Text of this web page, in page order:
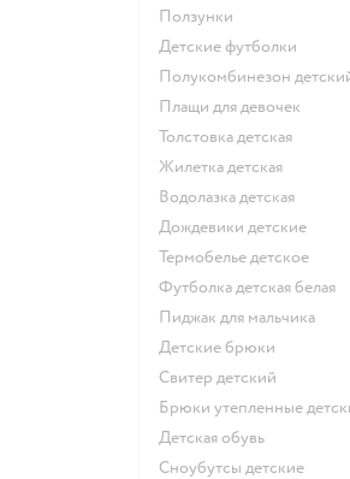
Ползунки
Детские футболки
Полукомбинезон
Плащи для девочек
Толстовка детская
Жилетка детская
Водолазка детская
Дождевики детские
Термобелье детское
Футболка детская белая
Пиджак для мальчика
Детские брюки
Свитер детский
Брюки утепленные
Детская обувь
Сноубутсы детские